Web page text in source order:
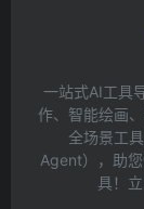
一站式AI工具
作、智能绘画
全场景工
Agent），助
具！